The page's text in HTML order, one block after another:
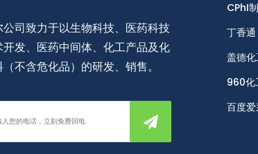
公司致力于以生物科技、医药科技
开发、医药中间体、化工产品及化
不含危化品）的研发、销售。
CPhI
丁香通
盖德
960化
百度